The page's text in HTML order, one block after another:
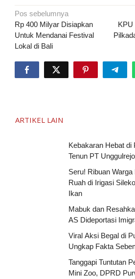
Navigasi
pos
Pos sebelumnya
Rp 400 Milyar Disiapkan
Untuk Mendanai Festival
Lokal di Bali
KPU
ARTIKEL LAIN
Kebakaran Hebat di
Tenun PT
Seru! Ribuan
Ruah di Irigasi
Ikan
Mabuk dan
AS Dideportasi
Viral Aksi Begal di
Ungkap Fakta
Tanggapi Tuntutan
Mini Zoo, DPRD